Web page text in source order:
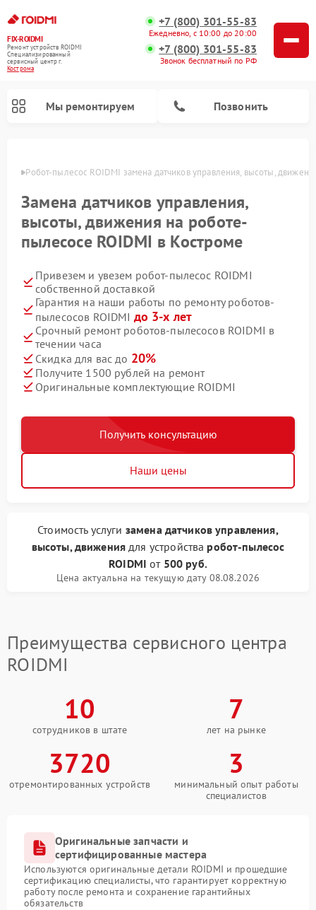
FIX-ROIDMI
Ремонт устройств ROIDMI
Специализированный
cервисный центр г.
Кострома
+7 (800) 301-55-83
Ежедневно, с 10:00 до 20:00
+7 (800) 301-55-83
Звонок бесплатный по РФ
Мы ремонтируем Позвонить
Робот-пылесос ROIDMI замена датчиков управления, высоты,
Замена датчиков управления,
высоты, движения на роботе-
пылесосе ROIDMI в Костроме
Привезем и увезем робот-пылесос ROIDMI
собственной доставкой
Гарантия на наши работы по ремонту роботов-
пылесосов ROIDMI до 3-х лет
Срочный ремонт роботов-пылесосов ROIDMI в
течении часа
Скидка для вас до 20%
Получите 1500 рублей на ремонт
Оригинальные комплектующие ROIDMI
Получить консультацию
Наши цены
Стоимость услуги замена датчиков управления,
высоты, движения для устройства робот-пылесос
ROIDMI от 500 руб.
Цена актуальна на текущую дату 08.08.2026
Преимущества сервисного центра
ROIDMI
10
сотрудников в штате
7
лет на рынке
3720
отремонтированных устройств
3
минимальный опыт работы
специалистов
Оригинальные запчасти и
сертифицированные мастера
Используются оригинальные детали ROIDMI и прошедшие
сертификацию специалисты, что гарантирует корректную
работу после ремонта и сохранение гарантийных
обязательств